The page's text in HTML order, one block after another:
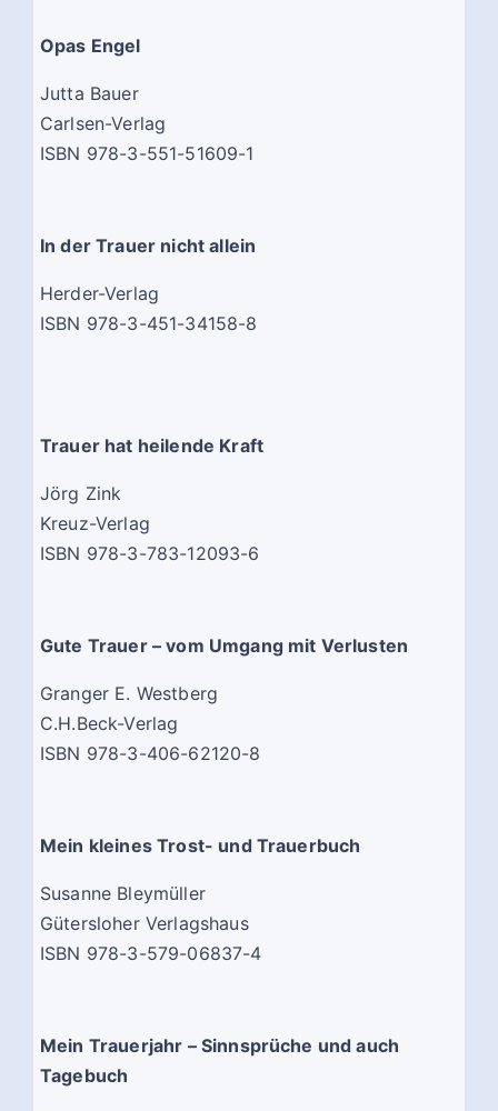
Opas Engel
Jutta Bauer
Carlsen-Verlag
ISBN 978-3-551-51609-1
In der Trauer nicht allein
Herder-Verlag
ISBN 978-3-451-34158-8
Trauer hat heilende Kraft
Jörg Zink
Kreuz-Verlag
ISBN 978-3-783-12093-6
Gute Trauer – vom Umgang mit Verlusten
Granger E. Westberg
C.H.Beck-Verlag
ISBN 978-3-406-62120-8
Mein kleines Trost- und Trauerbuch
Susanne Bleymüller
Gütersloher Verlagshaus
ISBN 978-3-579-06837-4
Mein Trauerjahr – Sinnsprüche und auch
Tagebuch